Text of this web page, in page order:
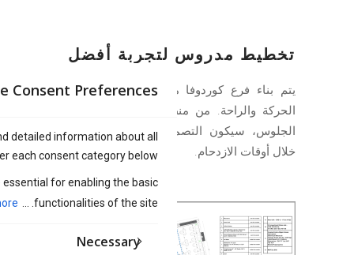
Consent Preferences
detailed information about all
each consent category below.
for enabling the basic
functionalities of the site. ...
Necessary
تخطيط مدروس لتجربة أفضل
يتم بناء فرع كوردوفا مع التركيز على سهولة
الحركة والراحة. من منطقة الطلب إلى أماكن
الجلوس، سيكون التصميم سلساً وممتعاً حتى
خلال أوقات الازدحام.